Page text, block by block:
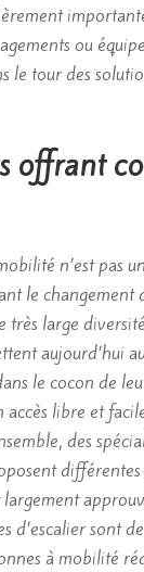
ou
le tour des
offrant
n’est pas
le changement
très large
aujourd’hui
le cocon de
libre et
des
différentes
d’escalier sont
à mobilité